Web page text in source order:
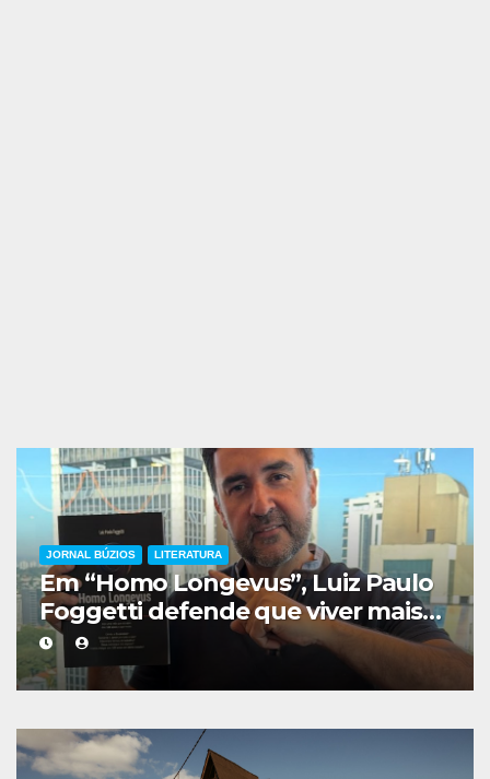
JORNAL BÚZIOS LITERATURA
Em “Homo Longevus”, Luiz Paulo
Foggetti defende que viver mais
exigirá uma nova forma de encarar
a vida